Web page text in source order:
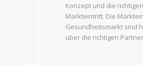
Konzept und die
Markteintritt. Die
Gesundheitsmarkt sind
über die richtigen